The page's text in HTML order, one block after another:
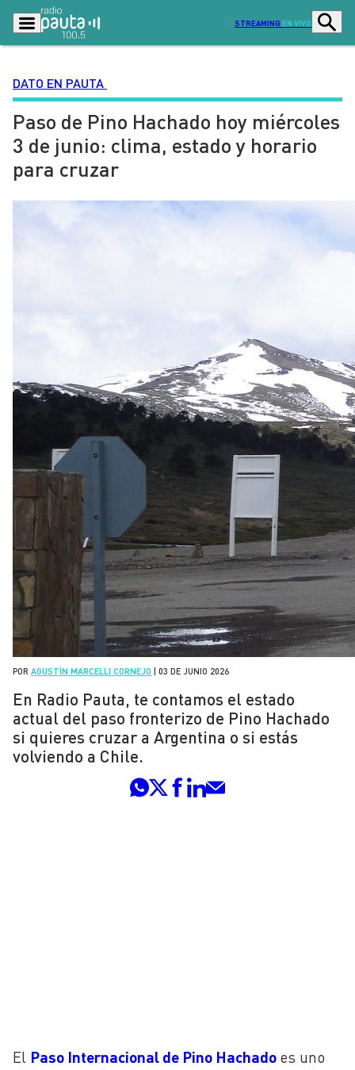
STREAMING EN VIVO
Podcasts Programas
Lo Último Actualidad
Ciudad
Radio en vivo Sostenibilidad
DATO EN PAUTA
Paso de Pino Hachado hoy miércoles
3 de junio: clima, estado y horario
para cruzar
POR AGUSTÍN MARCELLI CORNEJO 03 DE JUNIO 2026
En Radio Pauta, te contamos el estado
actual del paso fronterizo de Pino Hachado
si quieres cruzar a Argentina o si estás
volviendo a Chile.
El Paso Internacional de Pino Hachado es uno